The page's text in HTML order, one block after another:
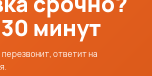
минут
ответит на